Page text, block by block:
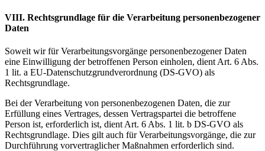
VIII. Rechtsgrundlage für die Verarbeitung personenbezogener
Daten
Soweit wir für Verarbeitungsvorgänge personenbezogener Daten
eine Einwilligung der betroffenen Person einholen, dient Art. 6 Abs.
1 lit. a EU-Datenschutzgrundverordnung (DS-GVO) als
Rechtsgrundlage.
Bei der Verarbeitung von personenbezogenen Daten, die zur
Erfüllung eines Vertrages, dessen Vertragspartei die betroffene
Person ist, erforderlich ist, dient Art. 6 Abs. 1 lit. b DS-GVO als
Rechtsgrundlage. Dies gilt auch für Verarbeitungsvorgänge, die zur
Durchführung vorvertraglicher Maßnahmen erforderlich sind.